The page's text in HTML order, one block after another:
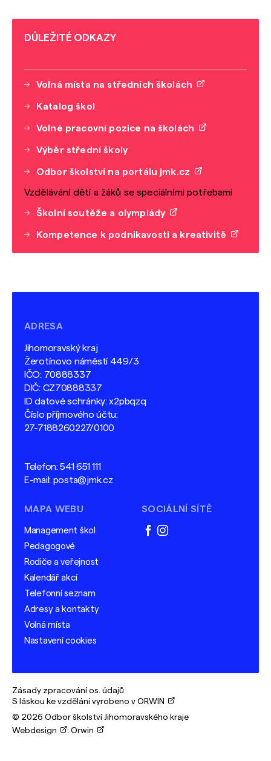
DŮLEŽITÉ ODKAZY
Volná místa na středních školách
Katalog škol
Volné pracovní pozice na školách
Výběr střední školy
Odbor školství na portálu jmk.cz
Vzdělávání dětí a žáků se speciálními potřebami
Školní soutěže a olympiády
Kompetence k podnikavosti a kreativitě
ADRESA
Jihomoravský kraj
Žerotínovo náměstí 449/3
IČO: 70888337
DIČ: CZ70888337
ID datové schránky: x2pbqzq
Číslo příjmového účtu:
27-7188260227/0100
Telefon:541 651 111
E-mail: posta@jmk.cz
MAPA WEBU
Management škol
Pedagogové
Rodiče a veřejnost
Kalendář akcí
Telefonní seznam
Adresy a kontakty
Volná místa
Nastavení cookies
SOCIÁLNÍ SÍTĚ
facebook
instagram
Zásady zpracování os. údajů
S láskou ke vzdělání vyrobeno v ORWIN
© 2026 Odbor školství Jihomoravského kraje
Webdesign
: Orwin